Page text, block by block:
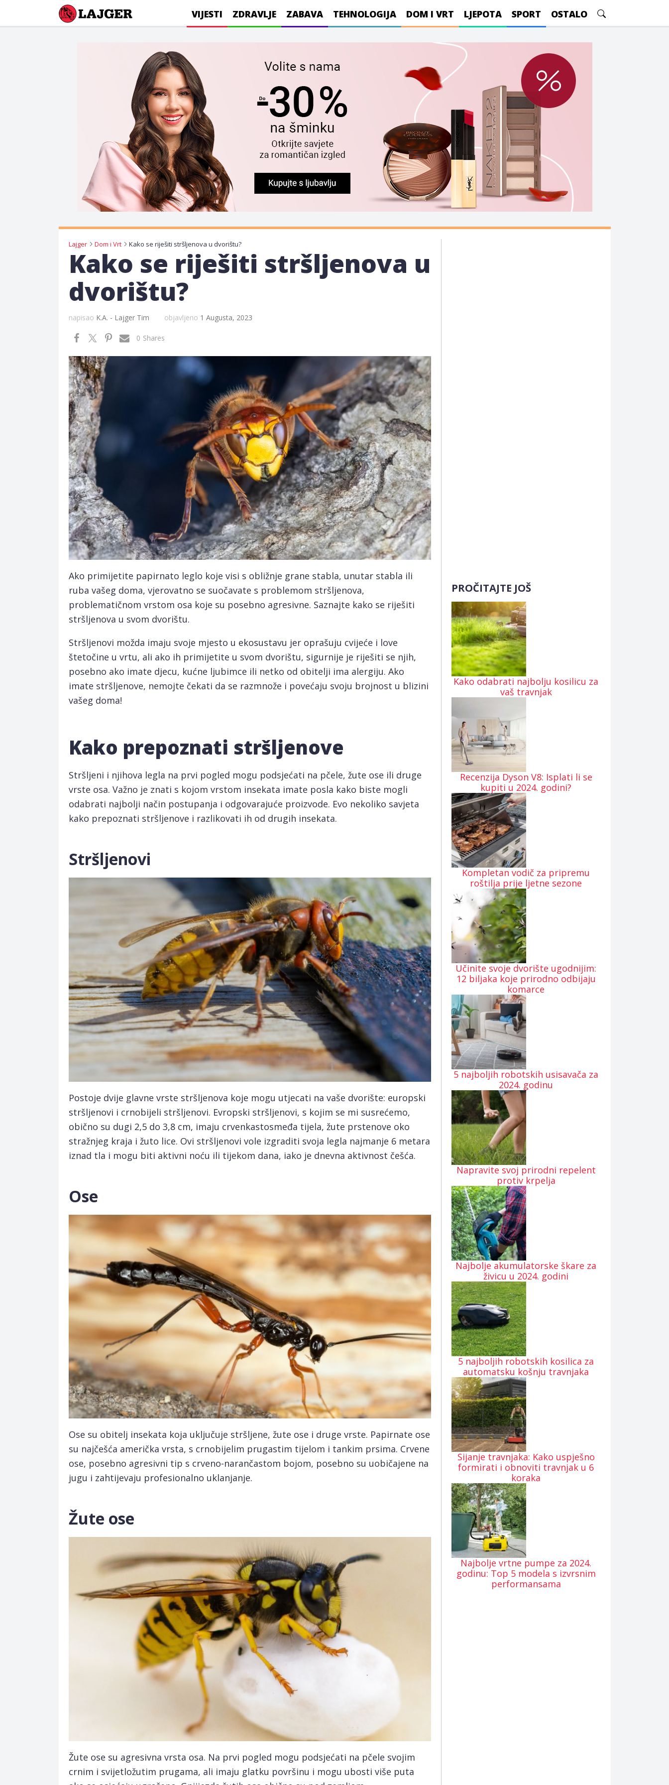
Lajger VIJESTI ZDRAVLJE ZABAVA TEHNOLOGIJA DOM I VRT LJEPOTA SPORT OSTALO
Lajger Dom i Vrt Kako se riješiti stršljenova u dvorištu?
Kako se riješiti stršljenova u
dvorištu?
napisao K.A. - Lajger Tim objavljeno 1 Augusta, 2023
Shares
0
Ako primijetite papirnato leglo koje visi s obližnje grane stabla, unutar stabla ili
ruba vašeg doma, vjerovatno se suočavate s problemom stršljenova,
problematičnom vrstom osa koje su posebno agresivne. Saznajte kako se riješiti
stršljenova u svom dvorištu.
Stršljenovi možda imaju svoje mjesto u ekosustavu jer oprašuju cvijeće i love
štetočine u vrtu, ali ako ih primijetite u svom dvorištu, sigurnije je riješiti se njih,
posebno ako imate djecu, kućne ljubimce ili netko od obitelji ima alergiju. Ako
imate stršljenove, nemojte čekati da se razmnože i povećaju svoju brojnost u blizini
vašeg doma!
Kako prepoznati stršljenove
Stršljeni i njihova legla na prvi pogled mogu podsjećati na pčele, žute ose ili druge
vrste osa. Važno je znati s kojom vrstom insekata imate posla kako biste mogli
odabrati najbolji način postupanja i odgovarajuće proizvode. Evo nekoliko savjeta
kako prepoznati stršljenove i razlikovati ih od drugih insekata.
Stršljenovi
Postoje dvije glavne vrste stršljenova koje mogu utjecati na vaše dvorište: europski
stršljenovi i crnobijeli stršljenovi. Evropski stršljenovi, s kojim se mi susrećemo,
obično su dugi 2,5 do 3,8 cm, imaju crvenkastosmeđa tijela, žute prstenove oko
stražnjeg kraja i žuto lice. Ovi stršljenovi vole izgraditi svoja legla najmanje 6 metara
iznad tla i mogu biti aktivni noću ili tijekom dana, iako je dnevna aktivnost češća.
Ose
Ose su obitelj insekata koja uključuje stršljene, žute ose i druge vrste. Papirnate ose
su najčešća američka vrsta, s crnobijelim prugastim tijelom i tankim prsima. Crvene
ose, posebno agresivni tip s crveno-narančastom bojom, posebno su uobičajene na
jugu i zahtijevaju profesionalno uklanjanje.
Žute ose
Žute ose su agresivna vrsta osa. Na prvi pogled mogu podsjećati na pčele svojim
crnim i svijetložutim prugama, ali imaju glatku površinu i mogu ubosti više puta
PROČITAJTE JOŠ
Kako odabrati najbolju kosilicu za
vaš travnjak
Recenzija Dyson V8: Isplati li se
kupiti u 2024. godini?
Kompletan vodič za pripremu
roštilja prije ljetne sezone
Učinite svoje dvorište ugodnijim:
12 biljaka koje prirodno odbijaju
komarce
5 najboljih robotskih usisavača za
2024. godinu
Napravite svoj prirodni repelent
protiv krpelja
Najbolje akumulatorske škare za
živicu u 2024. godini
5 najboljih robotskih kosilica za
automatsku košnju travnjaka
Sijanje travnjaka: Kako uspješno
formirati i obnoviti travnjak u 6
koraka
Najbolje vrtne pumpe za 2024.
godinu: Top 5 modela s izvrsnim
performansama